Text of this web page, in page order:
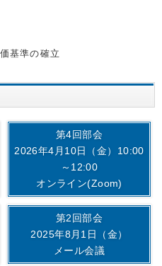
基準の確立
第4回部会
2026年4月10日（金）10:00
～12:00
オンライン(Zoom)
第2回部会
2025年8月1日（金）
メール会議